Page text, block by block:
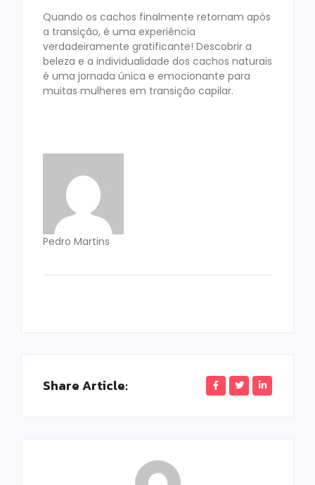
Quando os cachos finalmente retornam após
a transição, é uma experiência
verdadeiramente gratificante! Descobrir a
beleza e a individualidade dos cachos naturais
é uma jornada única e emocionante para
muitas mulheres em transição capilar.
Pedro Martins
Share Article: